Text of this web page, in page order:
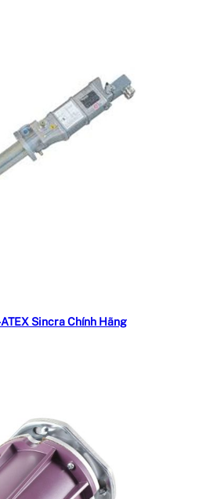
Đọc tiếp
Sincra Chính Hãng